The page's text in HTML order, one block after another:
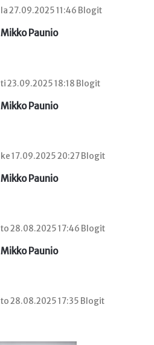
la 27.09.2025 11:46 Blogit
Mikko Paunio
ti 23.09.2025 18:18 Blogit
Mikko Paunio
ke 17.09.2025 20:27 Blogit
Mikko Paunio
to 28.08.2025 17:46 Blogit
Mikko Paunio
to 28.08.2025 17:35 Blogit